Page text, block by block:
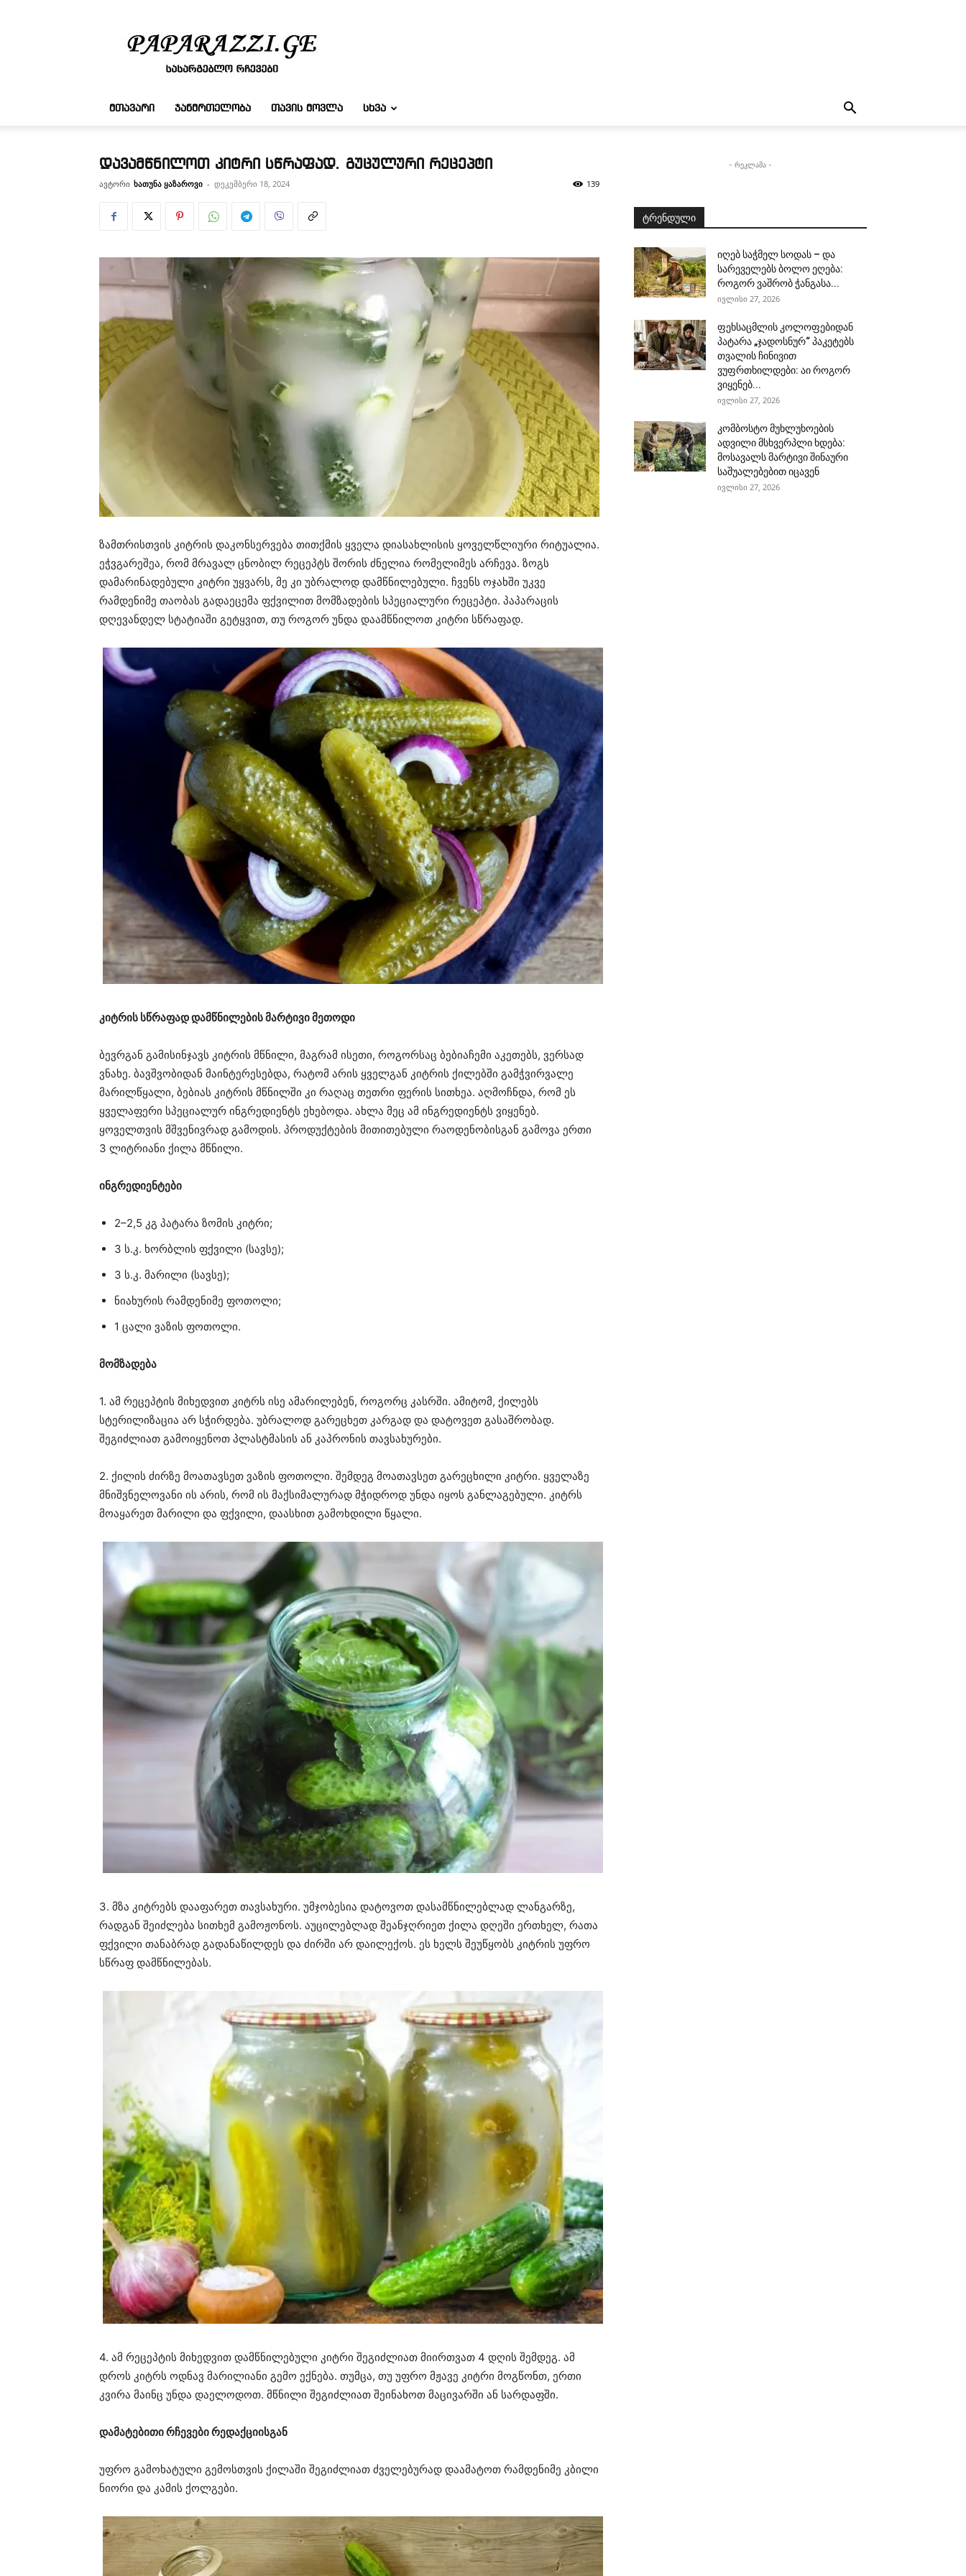
რჩევები
ᲛᲗᲐᲕᲐᲠᲘ ᲯᲐᲜᲛᲠᲗᲔᲚᲝᲑᲐ ᲗᲐᲕᲘᲡ ᲛᲝᲕᲚᲐ ᲡᲮᲕᲐ
დავამწნილოთ კიტრი სწრაფად. გუცულური რეცეპტი
ავტორი ხათუნა ყაზაროვი - დეკემბერი 18, 2024 139
ზამთრისთვის კიტრის დაკონსერვება თითქმის ყველა დიასახლისის ყოველწლიური რიტუალია.
ეჭვგარეშეა, რომ მრავალ ცნობილ რეცეპტს შორის ძნელია რომელიმეს არჩევა. ზოგს
დამარინადებული კიტრი უყვარს, მე კი უბრალოდ დამწნილებული. ჩვენს ოჯახში უკვე
რამდენიმე თაობას გადაეცემა ფქვილით მომზადების სპეციალური რეცეპტი. პაპარაცის
დღევანდელ სტატიაში გეტყვით, თუ როგორ უნდა დაამწნილოთ კიტრი სწრაფად.
კიტრის სწრაფად დამწნილების მარტივი მეთოდი
ბევრგან გამისინჯავს კიტრის მწნილი, მაგრამ ისეთი, როგორსაც ბებიაჩემი აკეთებს, ვერსად
ვნახე. ბავშვობიდან მაინტერესებდა, რატომ არის ყველგან კიტრის ქილებში გამჭვირვალე
მარილწყალი, ბებიას კიტრის მწნილში კი რაღაც თეთრი ფერის სითხეა. აღმოჩნდა, რომ ეს
ყველაფერი სპეციალურ ინგრედიენტს ეხებოდა. ახლა მეც ამ ინგრედიენტს ვიყენებ.
ყოველთვის მშვენივრად გამოდის. პროდუქტების მითითებული რაოდენობისგან გამოვა ერთი
3 ლიტრიანი ქილა მწნილი.
ინგრედიენტები
2–2,5 კგ პატარა ზომის კიტრი;
3 ს.კ. ხორბლის ფქვილი (სავსე);
3 ს.კ. მარილი (სავსე);
ნიახურის რამდენიმე ფოთოლი;
1 ცალი ვაზის ფოთოლი.
მომზადება
1. ამ რეცეპტის მიხედვით კიტრს ისე ამარილებენ, როგორც კასრში. ამიტომ, ქილებს
სტერილიზაცია არ სჭირდება. უბრალოდ გარეცხეთ კარგად და დატოვეთ გასაშრობად.
შეგიძლიათ გამოიყენოთ პლასტმასის ან კაპრონის თავსახურები.
2. ქილის ძირზე მოათავსეთ ვაზის ფოთოლი. შემდეგ მოათავსეთ გარეცხილი კიტრი. ყველაზე
მნიშვნელოვანი ის არის, რომ ის მაქსიმალურად მჭიდროდ უნდა იყოს განლაგებული. კიტრს
მოაყარეთ მარილი და ფქვილი, დაასხით გამოხდილი წყალი.
3. მზა კიტრებს დააფარეთ თავსახური. უმჯობესია დატოვოთ დასამწნილებლად ლანგარზე,
რადგან შეიძლება სითხემ გამოჟონოს. აუცილებლად შეანჯღრიეთ ქილა დღეში ერთხელ, რათა
ფქვილი თანაბრად გადანაწილდეს და ძირში არ დაილექოს. ეს ხელს შეუწყობს კიტრის უფრო
სწრაფ დამწნილებას.
4. ამ რეცეპტის მიხედვით დამწნილებული კიტრი შეგიძლიათ მიირთვათ 4 დღის შემდეგ. ამ
დროს კიტრს ოდნავ მარილიანი გემო ექნება. თუმცა, თუ უფრო მჟავე კიტრი მოგწონთ, ერთი
კვირა მაინც უნდა დაელოდოთ. მწნილი შეგიძლიათ შეინახოთ მაცივარში ან სარდაფში.
დამატებითი რჩევები რედაქციისგან
უფრო გამოხატული გემოსთვის ქილაში შეგიძლიათ ძველებურად დაამატოთ რამდენიმე კბილი
ნიორი და კამის ქოლგები.
- რეკლამა -
ტრენდული
იღებ საჭმელ სოდას – და
სარეველებს ბოლო ეღება:
როგორ ვაშრობ ჭანგასა...
ივლისი 27, 2026
ფეხსაცმლის კოლოფებიდან
პატარა „ჯადოსნურ“ პაკეტებს
თვალის ჩინივით
ვუფრთხილდები: აი როგორ
ვიყენებ...
ივლისი 27, 2026
კომბოსტო მუხლუხოების
ადვილი მსხვერპლი ხდება:
მოსავალს მარტივი შინაური
საშუალებებით იცავენ
ივლისი 27, 2026